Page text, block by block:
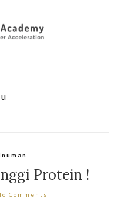
Protein !
Comments